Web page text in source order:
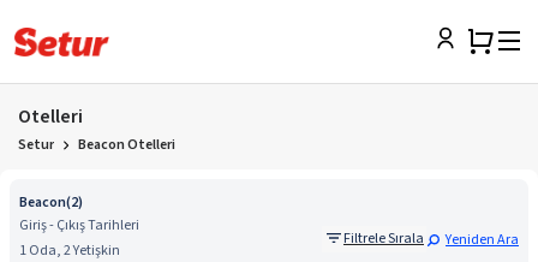
Otelleri
Setur Beacon Otelleri
Beacon(2)
Giriş - Çıkış Tarihleri
1 Oda, 2 Yetişkin
Filtrele Sırala Yeniden Ara